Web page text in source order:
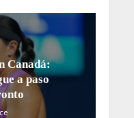
Canadá:
a paso